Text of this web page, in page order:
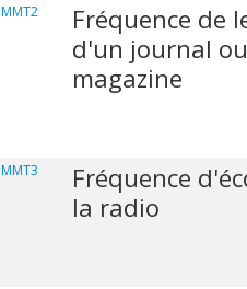
MMT2
Fréquence de
d'un journal ou
magazine
MMT3
Fréquence
la radio